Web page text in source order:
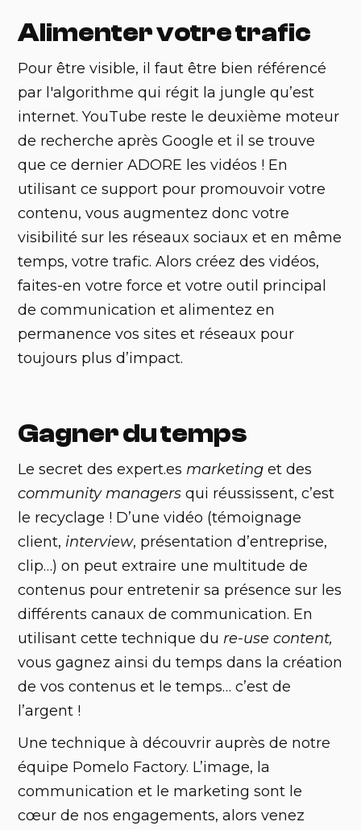
Alimenter votre trafic
Pour être visible, il faut être bien référencé
par l'algorithme qui régit la jungle qu’est
internet. YouTube reste le deuxième moteur
de recherche après Google et il se trouve
que ce dernier ADORE les vidéos ! En
utilisant ce support pour promouvoir votre
contenu, vous augmentez donc votre
visibilité sur les réseaux sociaux et en même
temps, votre trafic. Alors créez des vidéos,
faites-en votre force et votre outil principal
de communication et alimentez en
permanence vos sites et réseaux pour
toujours plus d’impact.
Gagner du temps
‍Le secret des expert.es marketing et des
community managers qui réussissent, c’est
le recyclage ! D’une vidéo (témoignage
client, interview, présentation d’entreprise,
clip…) on peut extraire une multitude de
contenus pour entretenir sa présence sur les
différents canaux de communication. En
utilisant cette technique du re-use content,
vous gagnez ainsi du temps dans la création
de vos contenus et le temps… c’est de
l’argent !
‍Une technique à découvrir auprès de notre
équipe Pomelo Factory. L’image, la
communication et le marketing sont le
cœur de nos engagements, alors venez